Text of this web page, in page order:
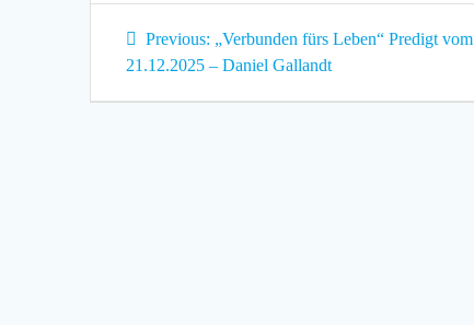
Beitragsnavigation
Previous:
Previous
post:
„Verbunden fürs Leben“ Predigt vom
21.12.2025 – Daniel Gallandt